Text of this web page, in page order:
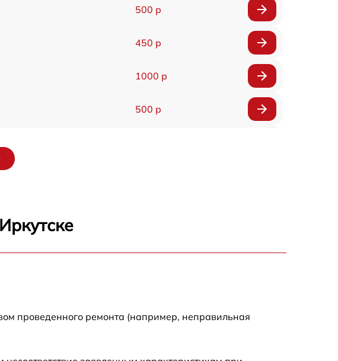
500 р
450 р
1000 р
500 р
проведенного ремонта (например, неправильная